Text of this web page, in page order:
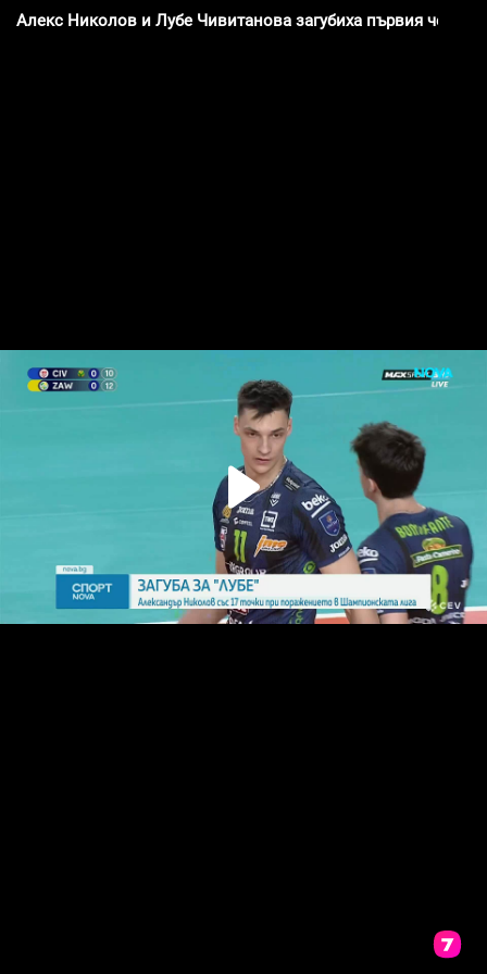
Алекс Николов и Лубе Чивитанова загубиха първия